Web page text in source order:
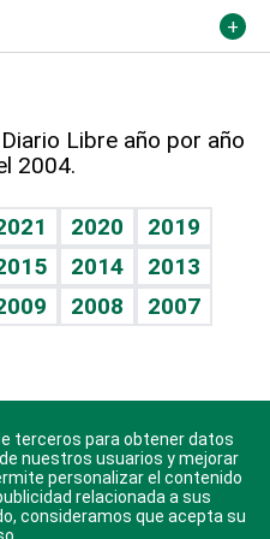
Libre año por año
2004.
2020
2019
2014
2013
2008
2007
para Android, iOS y
terceros para obtener datos
nuestros usuarios y mejorar
personalizar el contenido
relacionada a sus
consideramos que acepta su